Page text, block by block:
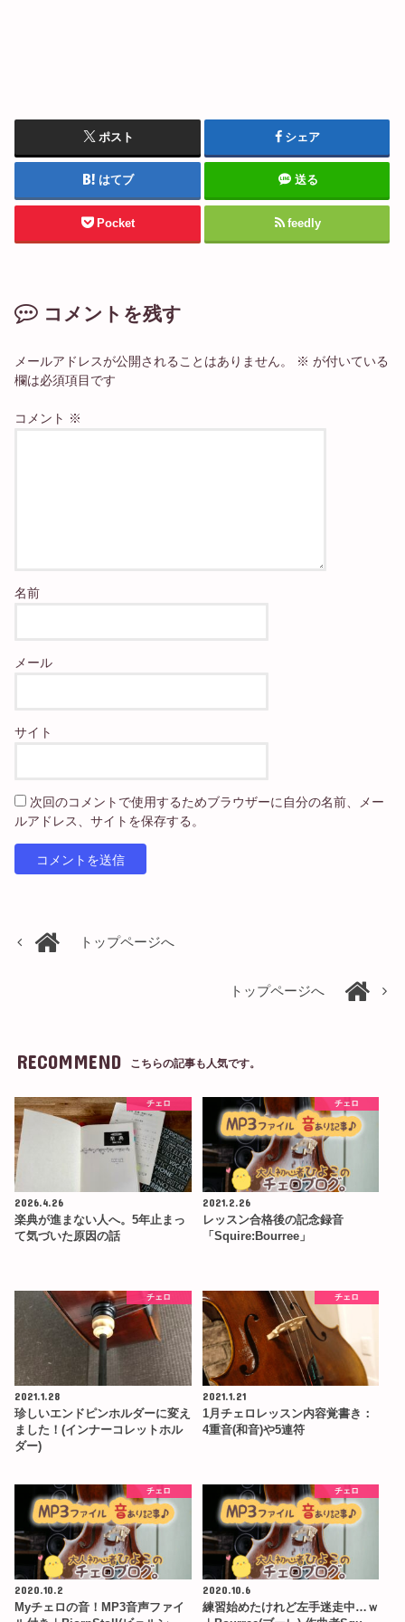
ポスト シェア
はてブ 送る
Pocket feedly
コメントを残す
メールアドレスが公開されることはありません。 ※ が付いている
欄は必須項目です
コメント ※
名前
メール
サイト
次回のコメントで使用するためブラウザーに自分の名前、メー
ルアドレス、サイトを保存する。
トップページへ
トップページへ
RECOMMEND こちらの記事も人気です。
チェロ
2026.4.26
楽典が進まない人へ。5年止まっ
て気づいた原因の話
チェロ
2021.2.26
レッスン合格後の記念録音
「Squire:Bourree」
チェロ
2021.1.28
珍しいエンドピンホルダーに変え
ました！(インナーコレットホル
ダー)
チェロ
2021.1.21
1月チェロレッスン内容覚書き：
4重音(和音)や5連符
チェロ
2020.10.2
Myチェロの音！MP3音声ファイ
チェロ
2020.10.6
練習始めたけれど左手迷走中…ｗ